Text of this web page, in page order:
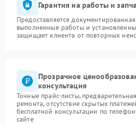
Гарантия на работы и
Предоставляется
выполненные работы и
защищает клиента от повторных
Прозрачное
консультация
Точные прайс-листы,
ремонта, отсутствие скрытых
бесплатной консультации по
сайте